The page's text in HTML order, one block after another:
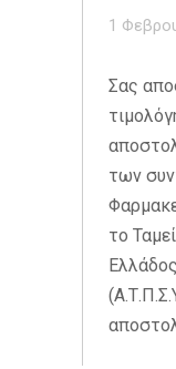
1
Σας
των
το
Ελλάδος